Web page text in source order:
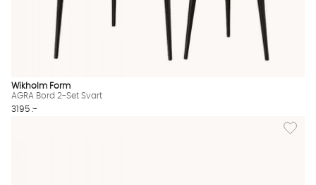
Wikholm Form
AGRA Bord 2-Set Svart
3195 :-
Lägg